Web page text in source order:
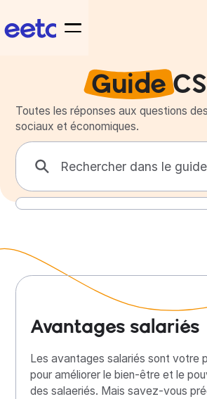
Guide
Toutes les réponses aux questions
sociaux et économiques.
Avantages salariés
Les avantages salariés sont votre
pour améliorer le bien-être et le
des salaeriés. Mais savez-vous